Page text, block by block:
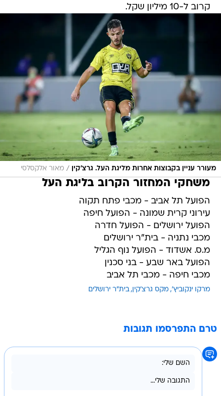
קרוב ל-10 מיליון שקל.
מעורר עניין בקבוצות אחרות מליגת העל. גרצ'קין / מאור אלקסלסי
משחקי המחזור הקרוב בליגת העל
הפועל תל אביב - מכבי פתח תקוה
עירוני קרית שמונה - הפועל חיפה
הפועל ירושלים - הפועל חדרה
מכבי נתניה - בית"ר ירושלים
מ.ס. אשדוד - הפועל נוף הגליל
הפועל באר שבע - בני סכנין
מכבי חיפה - מכבי תל אביב
מרקו ינקוביץ' מקס גרצ'קין בית"ר ירושלים
טרם התפרסמו תגובות